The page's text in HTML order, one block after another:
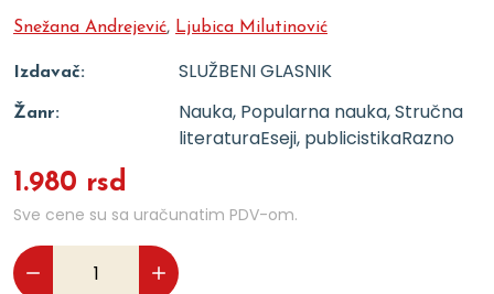
Snežana Andrejević, Ljubica Milutinović
Izdavač: SLUŽBENI GLASNIK
Žanr:
Nauka, Popularna nauka, Stručna
literaturaEseji, publicistikaRazno
1.980 rsd
Sve cene su sa uračunatim PDV-om.